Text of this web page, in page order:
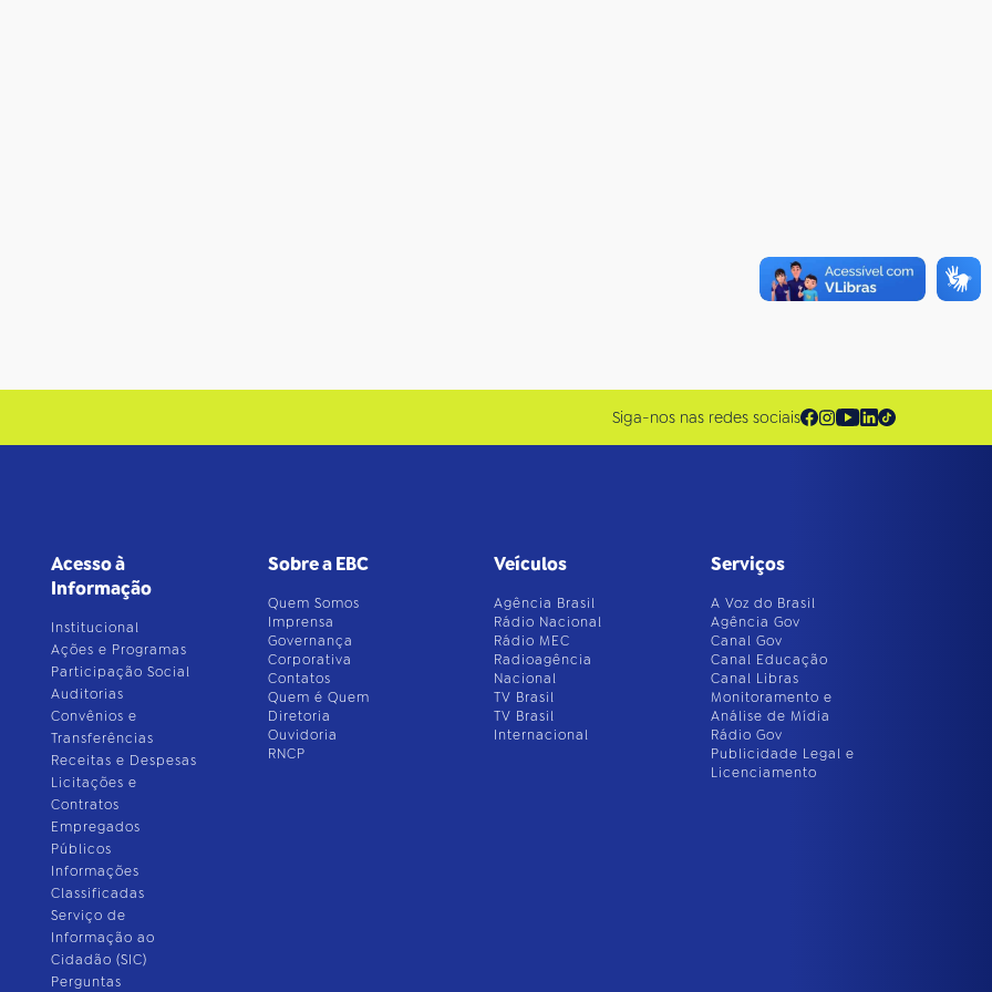
Siga-nos nas redes sociais
Acesso à
Informação
Institucional
Ações e Programas
Participação Social
Auditorias
Convênios e
Transferências
Receitas e Despesas
Licitações e
Contratos
Empregados
Públicos
Informações
Classificadas
Serviço de
Informação ao
Cidadão (SIC)
Perguntas
Sobre a EBC
Quem Somos
Imprensa
Governança
Corporativa
Contatos
Quem é Quem
Diretoria
Ouvidoria
RNCP
Veículos
Agência Brasil
Rádio Nacional
Rádio MEC
Radioagência
Nacional
TV Brasil
TV Brasil
Internacional
Serviços
A Voz do Brasil
Agência Gov
Canal Gov
Canal Educação
Canal Libras
Monitoramento e
Análise de Mídia
Rádio Gov
Publicidade Legal e
Licenciamento